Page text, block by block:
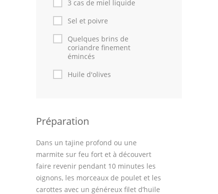
3 cas de miel liquide
Sel et poivre
Quelques brins de
coriandre finement
émincés
Huile d'olives
Préparation
Dans un tajine profond ou une
marmite sur feu fort et à découvert
faire revenir pendant 10 minutes les
oignons, les morceaux de poulet et les
carottes avec un généreux filet d’huile